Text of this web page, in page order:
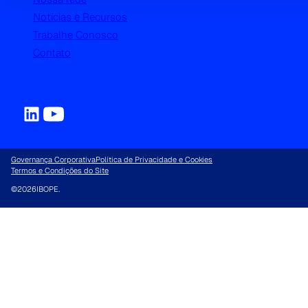
Notícias e Recursos
Trabalhe Conosco
Contato
Governança CorporativaPolítica de Privacidade e Cookies
Termos e Condições do Site
©2026IBOPE.